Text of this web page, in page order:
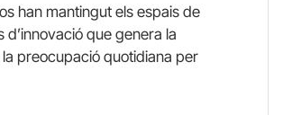
han mantingut els espais de
que genera la
preocupació quotidiana per